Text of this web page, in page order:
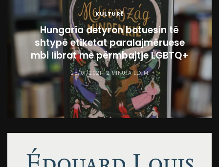
KULTURË
Hungaria detyron botuesin të
shtypë etiketat paralajmëruese
mbi librat me përmbajtje LGBTQ+
25/01/2021 2 MINUTA LEXIM